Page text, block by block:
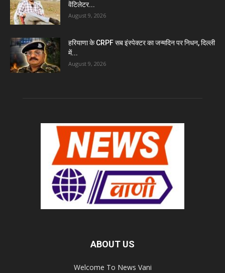
वेंटिलेटर...
August 9, 2026
हरियाणा के CRPF सब इंस्पेक्टर का जन्मदिन पर निधन, दिल्ली
में...
August 9, 2026
ABOUT US
Welcome To News Vani